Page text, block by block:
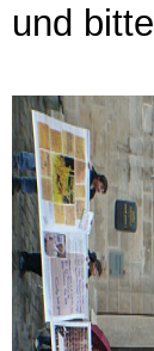
und